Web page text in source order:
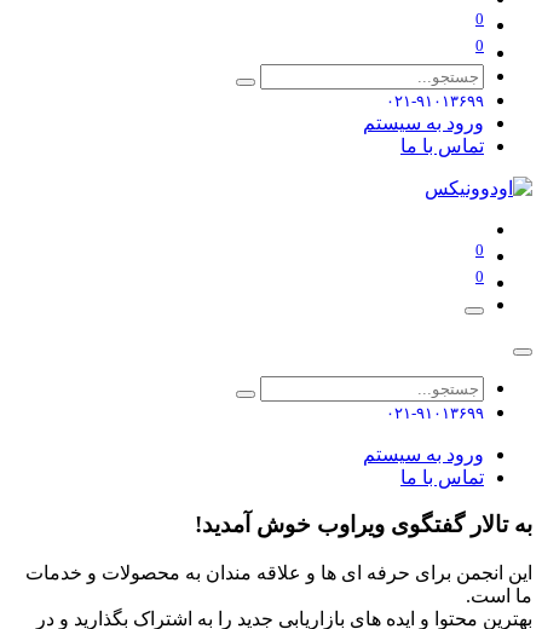
۰۲۱-۹۱۰۱۳۶۹۹
ورود به سیستم
تماس با ما
۰۲۱-۹۱۰۱۳۶۹۹
ورود به سیستم
تماس با ما
گفتگوی ویراوب خوش آمدید!
انجمن برای حرفه ای ها و علاقه مندان به محصولات و خدمات
محتوا و ایده های بازاریابی جدید را به اشتراک بگذارید و در